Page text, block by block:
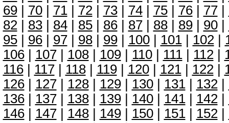
69| 70| 71| 72| 73| 74| 75| 76| 77|
82| 83| 84| 85| 86| 87| 88| 89| 90|
95| 96| 97| 98| 99| 100| 101| 102|
106| 107| 108| 109| 110| 111| 112|
116| 117| 118| 119| 120| 121| 122|
126| 127| 128| 129| 130| 131| 132|
136| 137| 138| 139| 140| 141| 142|
146| 147| 148| 149| 150| 151| 152|